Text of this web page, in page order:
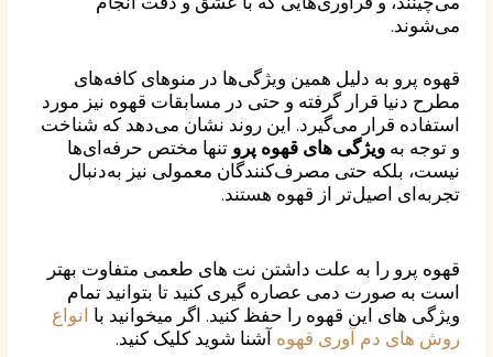
می‌شوند.
قهوه پرو به دلیل همین ویژگی‌ها در منوهای کافه‌های
مطرح دنیا قرار گرفته و حتی در مسابقات قهوه نیز مورد
استفاده قرار می‌گیرد. این روند نشان می‌دهد که شناخت
و توجه بهویژگی های قهوه پرو تنها مختص حرفه‌ای‌ها
نیست، بلکه حتی مصرف‌کنندگان معمولی نیز به‌دنبال
تجربه‌ای اصیل‌تر از قهوه هستند.
قهوه پرو را به علت داشتن نت های طعمی متفاوت بهتر
است به صورت دمی عصاره گیری کنید تا بتوانید تمام
ویژگی های این قهوه را حفظ کنید. اگر میخوانید باانواع
روش های دم آوری قهوهآشنا شوید کلیک کنید.